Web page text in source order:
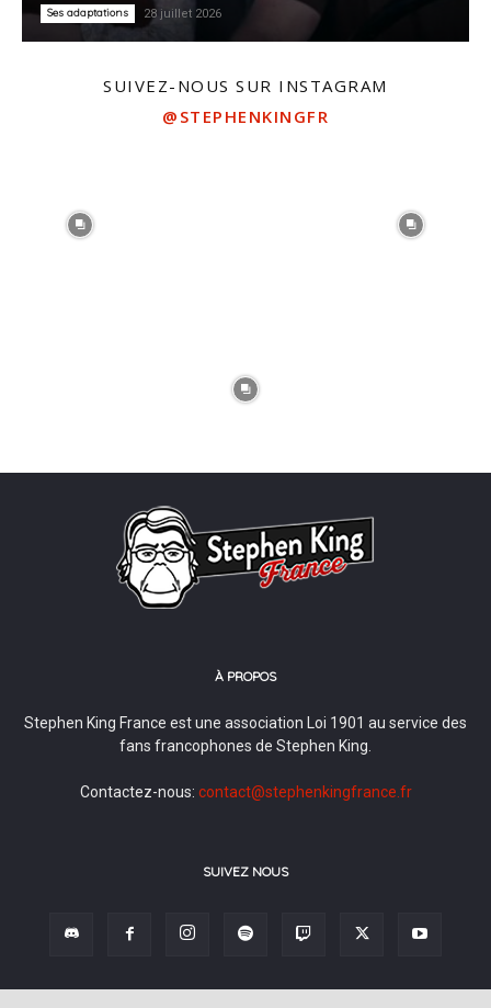
Ses adaptations 28 juillet 2026
SUIVEZ-NOUS SUR INSTAGRAM
@STEPHENKINGFR
À PROPOS
Stephen King France est une association Loi 1901 au service des
fans francophones de Stephen King.
Contactez-nous: contact@stephenkingfrance.fr
SUIVEZ NOUS